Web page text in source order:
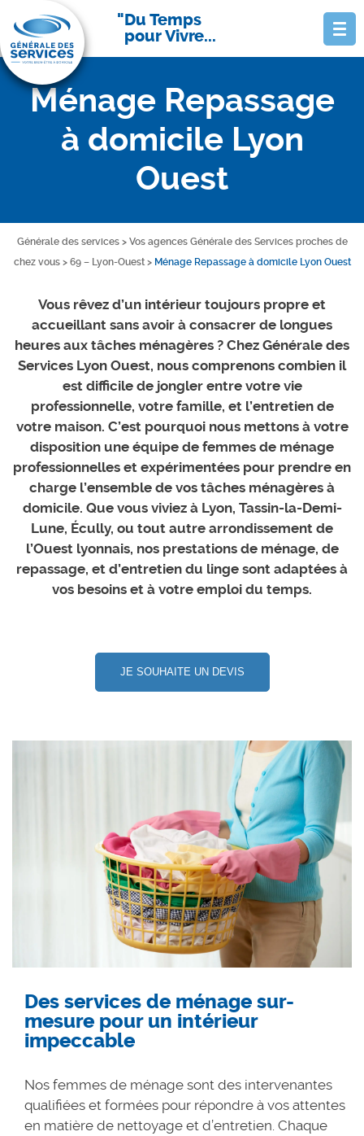
Du Temps
pour Vivre...
Ménage Repassage
à domicile Lyon
Ouest
Générale des services> Vos agences Générale des Services proches de
chez vous> 69 – Lyon-Ouest> Ménage Repassage à domicile Lyon Ouest
Vous rêvez d’un intérieur toujours propre et
accueillant sans avoir à consacrer de longues
heures aux tâches ménagères ? Chez Générale des
Services Lyon Ouest, nous comprenons combien il
est difficile de jongler entre votre vie
professionnelle, votre famille, et l’entretien de
votre maison. C’est pourquoi nous mettons à votre
disposition une équipe de femmes de ménage
professionnelles et expérimentées pour prendre en
charge l’ensemble de vos tâches ménagères à
domicile. Que vous viviez à Lyon, Tassin-la-Demi-
Lune, Écully, ou tout autre arrondissement de
l’Ouest lyonnais, nos prestations de ménage, de
repassage, et d’entretien du linge sont adaptées à
vos besoins et à votre emploi du temps.
JE SOUHAITE UN DEVIS
Des services de ménage sur-
mesure pour un intérieur
impeccable
Nos femmes de ménage sont des intervenantes
qualifiées et formées pour répondre à vos attentes
en matière de nettoyage et d’entretien. Chaque